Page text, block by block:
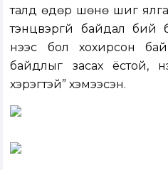
талд өдөр шөнө шиг
тэнцвэргүй байдал бий
үүнээс бол хохирсон
байдлыг засах ёстой,
хэрэгтэй” хэмээсэн.